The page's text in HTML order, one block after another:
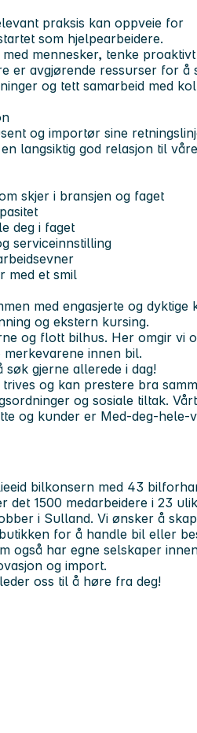
praksis kan oppveie for
som hjelpearbeidere.
mennesker, tenke
er avgjørende ressurser for å
og tett samarbeid med
og importør sine
langsiktig god relasjon til
skjer i bransjen og faget
deg i faget
serviceinnstilling
med et smil
med engasjerte og dyktige
og ekstern kursing.
og flott bilhus. Her omgir vi
innen bil.
gjerne allerede i dag!
og kan prestere bra
og sosiale tiltak.
og kunder er Med-deg-hele-
bilkonsern med 43
det 1500 medarbeidere i 23
i Sulland. Vi ønsker å
for å handle bil eller
også har egne selskaper
og import.
oss til å høre fra deg!